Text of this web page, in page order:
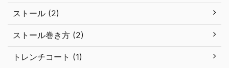
ストール (2)
ストール巻き方 (2)
トレンチコート (1)